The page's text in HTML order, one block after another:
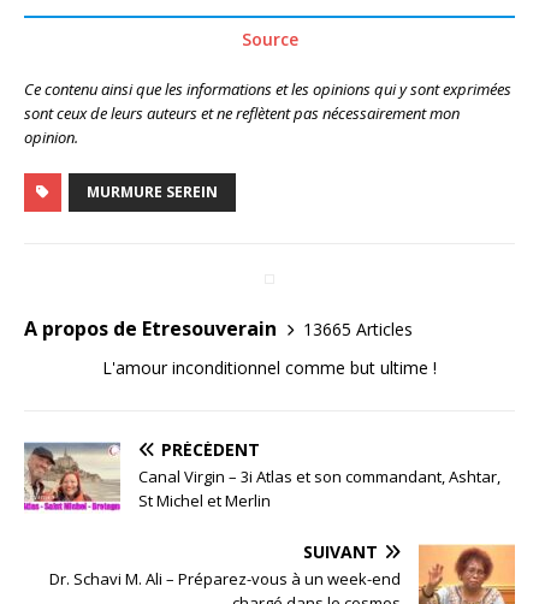
Source
Ce contenu ainsi que les informations et les opinions qui y sont exprimées
sont ceux de leurs auteurs et ne reflètent pas nécessairement mon
opinion.
MURMURE SEREIN
A propos de Etresouverain
13665 Articles
L'amour inconditionnel comme but ultime !
PRÉCÉDENT
Canal Virgin – 3i Atlas et son commandant, Ashtar,
St Michel et Merlin
SUIVANT
Dr. Schavi M. Ali – Préparez-vous à un week-end